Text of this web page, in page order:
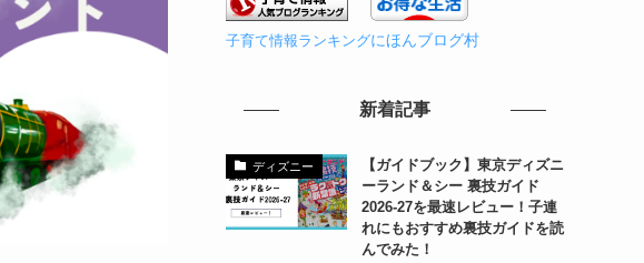
子育て情報ランキングにほんブログ村
新着記事
ディズニー
【ガイドブック】東京ディズニ
ーランド＆シー 裏技ガイド
2026-27を最速レビュー！子連
れにもおすすめ裏技ガイドを読
んでみた！